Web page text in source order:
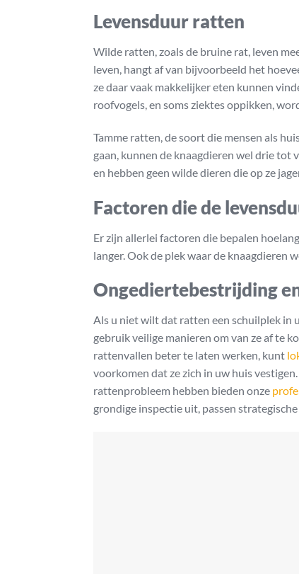
Levensduur ratten
Wilde ratten, zoals de bruine rat, leven
leven, hangt af van bijvoorbeeld het
ze daar vaak makkelijker eten kunnen
roofvogels, en soms ziektes oppikken,
Tamme ratten, de soort die mensen als
gaan, kunnen de knaagdieren wel drie tot
en hebben geen wilde dieren die op ze
Factoren die de
Er zijn allerlei factoren die bepalen
langer. Ook de plek waar de knaagdieren
Ongediertebestrijding
Als u niet wilt dat ratten een schuilplek in
gebruik veilige manieren om van ze af te
rattenvallen beter te laten werken, kunt
voorkomen dat ze zich in uw huis
rattenprobleem hebben bieden onze
grondige inspectie uit, passen